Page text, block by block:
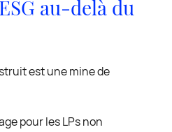
au-delà du
est une mine de
pour les LPs non